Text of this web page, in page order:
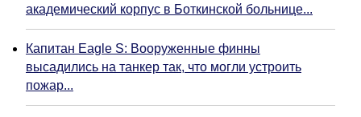
академический корпус в Боткинской больнице...
Капитан Eagle S: Вооруженные финны
высадились на танкер так, что могли устроить
пожар...